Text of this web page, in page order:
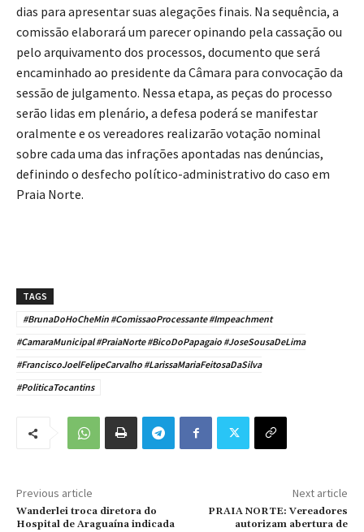
dias para apresentar suas alegações finais. Na sequência, a
comissão elaborará um parecer opinando pela cassação ou
pelo arquivamento dos processos, documento que será
encaminhado ao presidente da Câmara para convocação da
sessão de julgamento. Nessa etapa, as peças do processo
serão lidas em plenário, a defesa poderá se manifestar
oralmente e os vereadores realizarão votação nominal
sobre cada uma das infrações apontadas nas denúncias,
definindo o desfecho político-administrativo do caso em
Praia Norte.
TAGS
#BrunaDoHoCheMin #ComissaoProcessante #Impeachment
#CamaraMunicipal #PraiaNorte #BicoDoPapagaio #JoseSousaDeLima
#FranciscoJoelFelipeCarvalho #LarissaMariaFeitosaDaSilva
#PoliticaTocantins
Previous article
Wanderlei troca diretora do
Hospital de Araguaína indicada
Next article
PRAIA NORTE: Vereadores
autorizam abertura de